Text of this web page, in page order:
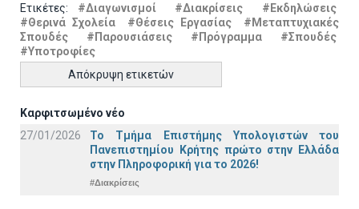
Ετικέτες: #Διαγωνισμοί #Διακρίσεις
#Εκδηλώσεις
#Θερινά Σχολεία
#Θέσεις Εργασίας
#Μεταπτυχιακές
Σπουδές
#Παρουσιάσεις #Πρόγραμμα
#Σπουδές
#Υποτροφίες
Απόκρυψη ετικετών
Καρφιτσωμένο νέο
27/01/2026
Το Τμήμα Επιστήμης Υπολογιστών του
Πανεπιστημίου Κρήτης πρώτο στην Ελλάδα
στην Πληροφορική για το 2026!
#Διακρίσεις